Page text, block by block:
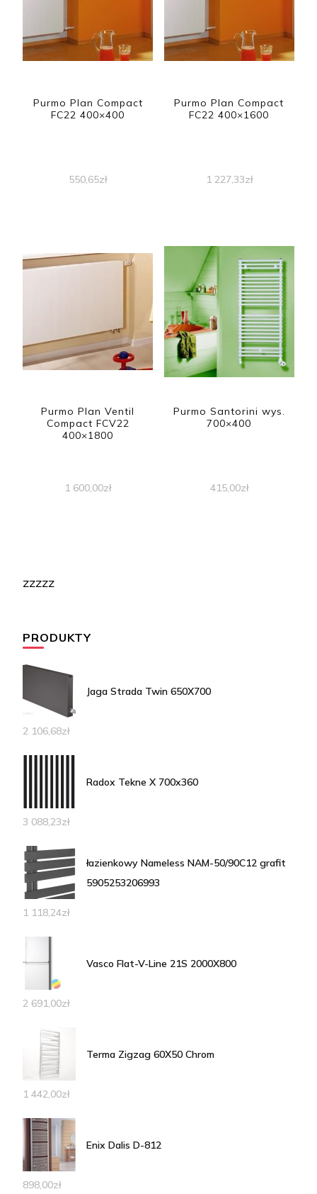
Purmo Plan Compact
FC22 400×400
550,65zł
Purmo Plan Compact
FC22 400×1600
1 227,33zł
Purmo Plan Ventil
Compact FCV22
400×1800
1 600,00zł
Purmo Santorini wys.
700×400
415,00zł
zzzzz
PRODUKTY
Jaga Strada Twin 650X700
2 106,68zł
Radox Tekne X 700x360
3 088,23zł
łazienkowy Nameless NAM-50/90C12 grafit
5905253206993
1 118,24zł
Vasco Flat-V-Line 21S 2000X800
2 691,00zł
Terma Zigzag 60X50 Chrom
1 442,00zł
Enix Dalis D-812
898,00zł